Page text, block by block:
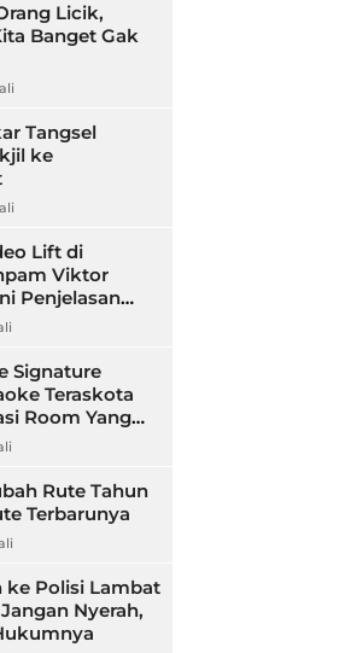
Licik,
Banget Gak
Tangsel
ke
Lift di
Viktor
Penjelasan
Signature
Teraskota
Room Yang
Harga
Rute Tahun
Terbarunya
ke Polisi Lambat
Nyerah,